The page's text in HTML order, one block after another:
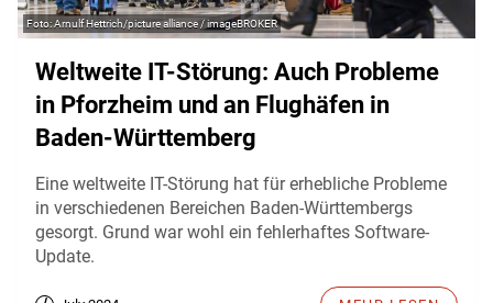
Arnulf Hettrich/picture alliance / imageBROKER
Weltweite IT-Störung: Auch Probleme
in Pforzheim und an Flughäfen in
Baden-Württemberg
Eine weltweite IT-Störung hat für erhebliche Probleme
in verschiedenen Bereichen Baden-Württembergs
gesorgt. Grund war wohl ein fehlerhaftes Software-
Update.